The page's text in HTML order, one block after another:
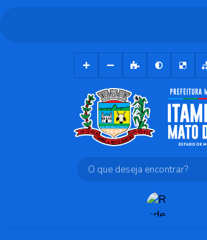
O que deseja encontrar?